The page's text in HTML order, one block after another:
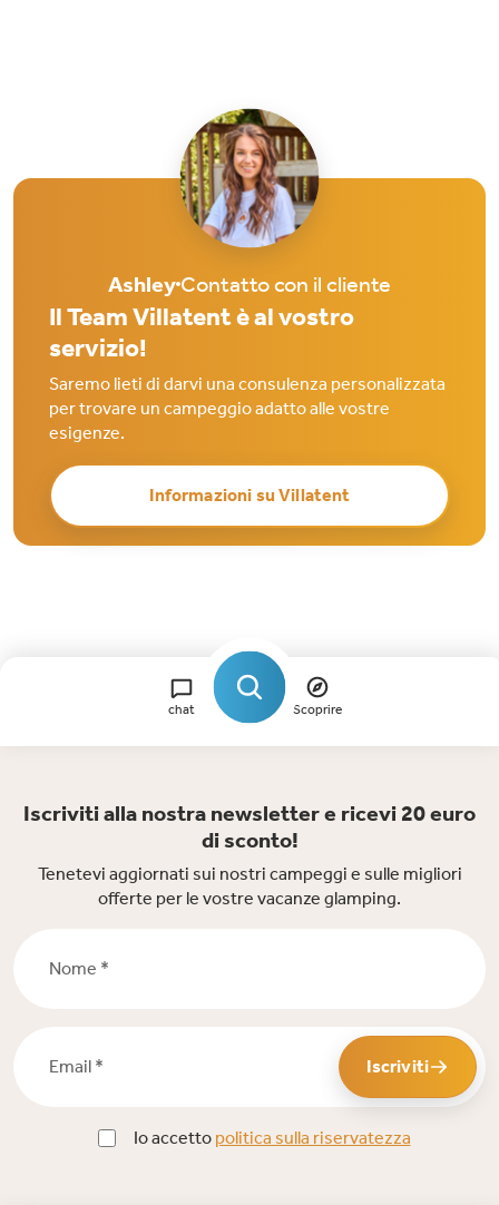
Ashley Contatto con il cliente
Il Team Villatent è al vostro
servizio!
Saremo lieti di darvi una consulenza personalizzata
per trovare un campeggio adatto alle vostre
esigenze.
Informazioni su Villatent
chat Scoprire
Iscriviti alla nostra newsletter e ricevi 20 euro
di sconto!
Tenetevi aggiornati sui nostri campeggi e sulle migliori
offerte per le vostre vacanze glamping.
Iscriviti
Io accetto politica sulla riservatezza